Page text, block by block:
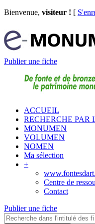
Bienvenue, visiteur ! [
Publier une fiche
ACCUEIL
RECHERCHE PAR
MONUMEN
VOLUMEN
NOMEN
Ma sélection
+
Centre de
Contact
Publier une fiche